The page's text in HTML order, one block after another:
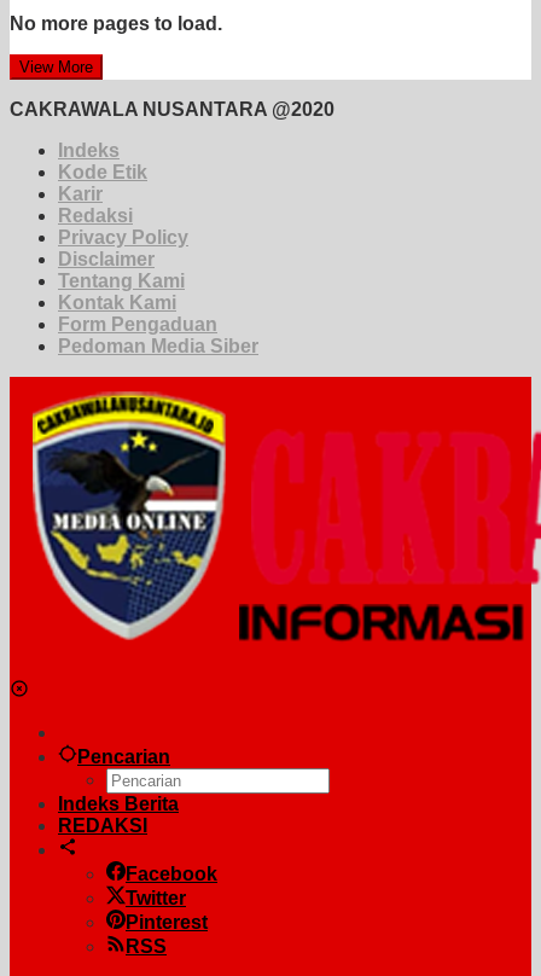
No more pages to load.
View More
CAKRAWALA NUSANTARA @2020
Indeks
Kode Etik
Karir
Redaksi
Privacy Policy
Disclaimer
Tentang Kami
Kontak Kami
Form Pengaduan
Pedoman Media Siber
Pencarian
Indeks Berita
REDAKSI
Facebook
Twitter
Pinterest
RSS